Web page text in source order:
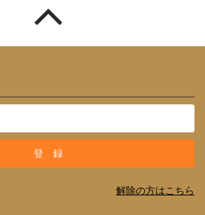
解除の方はこちら